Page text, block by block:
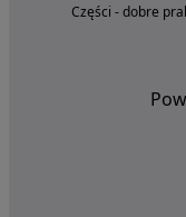
Części - dobre